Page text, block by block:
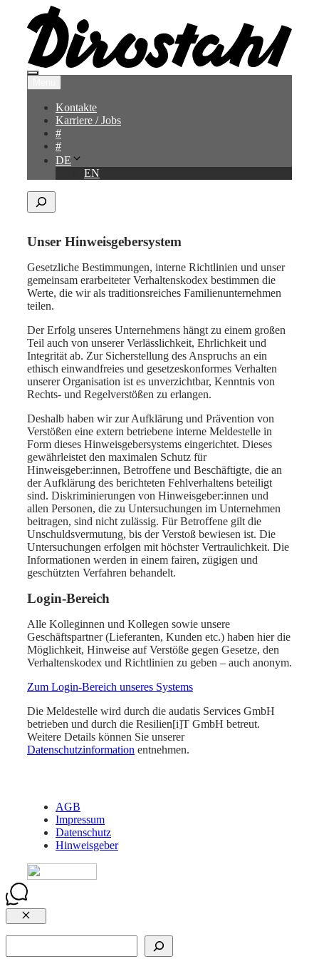
Inhalt
springen
Menü
Kontakte
Karriere / Jobs
#
#
DE
EN
Search
Unser Hinweisgebersystem
Gesetzliche Bestimmungen, interne Richtlinien und unser
gemeinsam erarbeiteter Verhaltenskodex bestimmen die
Werte, die wir als traditionsreiches Familienunternehmen
teilen.
Der Erfolg unseres Unternehmens hängt zu einem großen
Teil auch von unserer Verlässlichkeit, Ehrlichkeit und
Integrität ab. Zur Sicherstellung des Anspruchs an ein
ethisch einwandfreies und gesetzeskonformes Verhalten
unserer Organisation ist es unverzichtbar, Kenntnis von
Rechts- und Regelverstößen zu erlangen.
Deshalb haben wir zur Aufklärung und Prävention von
Verstößen eine extern betriebene interne Meldestelle in
Form dieses Hinweisgebersystems eingerichtet. Dieses
gewährleistet den maximalen Schutz für
Hinweisgeber:innen, Betroffene und Beschäftigte, die an
der Aufklärung des berichteten Fehlverhaltens beteiligt
sind. Diskriminierungen von Hinweisgeber:innen und
allen Personen, die zu Untersuchungen im Unternehmen
beitragen, sind nicht zulässig. Für Betroffene gilt die
Unschuldsvermutung, bis der Verstoß bewiesen ist. Die
Untersuchungen erfolgen mit höchster Vertraulichkeit. Die
Informationen werden in einem fairen, zügigen und
geschützten Verfahren behandelt.
Login-Bereich
Alle Kolleginnen und Kollegen sowie unsere
Geschäftspartner (Lieferanten, Kunden etc.) haben hier die
Möglichkeit, Hinweise auf Verstöße gegen Gesetze, den
Verhaltenskodex und Richtlinien zu geben – auch anonym.
Zum Login-Bereich unseres Systems
Die Meldestelle wird durch die audatis Services GmbH
betrieben und durch die Resilien[i]T GmbH betreut.
Weitere Details können Sie unserer
Datenschutzinformation entnehmen.
AGB
Impressum
Datenschutz
Hinweisgeber
Close